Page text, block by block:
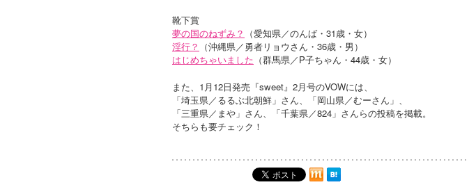
靴下賞
夢の国のねずみ？ （愛知県／のんば・31歳・女）
淫行？ （沖縄県／勇者リョウさん・36歳・男）
はじめちゃいました （群馬県／P子ちゃん・44歳・女）
また、1月12日発売『sweet』2月号のVOWには、
「埼玉県／るるぶ北朝鮮」さん、「岡山県／むーさん」、
「三重県／まや」さん、「千葉県／824」さんらの投稿を掲載。
そちらも要チェック！